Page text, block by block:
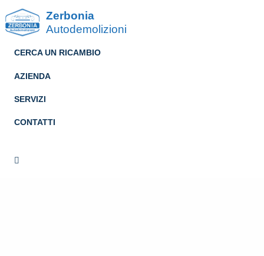
Zerbonia
Autodemolizioni
CERCA UN RICAMBIO
AZIENDA
SERVIZI
CONTATTI